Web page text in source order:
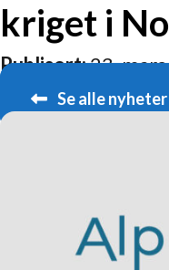
kriget i
Publisert:23.
Se alle nyheter